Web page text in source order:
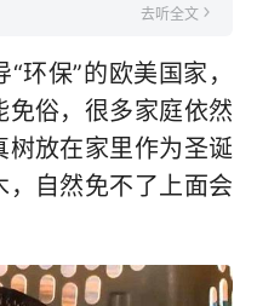
去听全文
环保”的欧美国家，
俗，很多家庭依然
树放在家里作为圣诞
自然免不了上面会